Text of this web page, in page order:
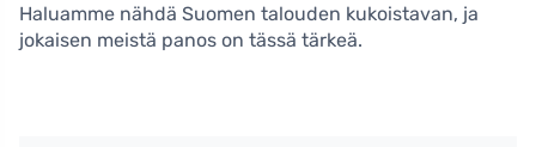
Haluamme nähdä Suomen talouden kukoistavan, ja
jokaisen meistä panos on tässä tärkeä.